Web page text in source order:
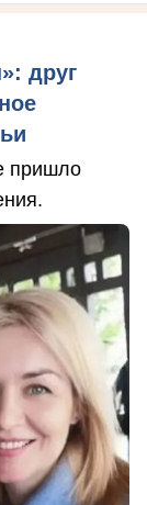
друг
пришло